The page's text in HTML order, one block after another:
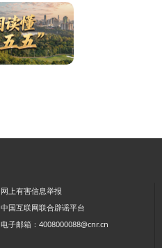
网上有害信息举报
中国互联网联合辟谣平台
电子邮箱：4008000088@cnr.cn